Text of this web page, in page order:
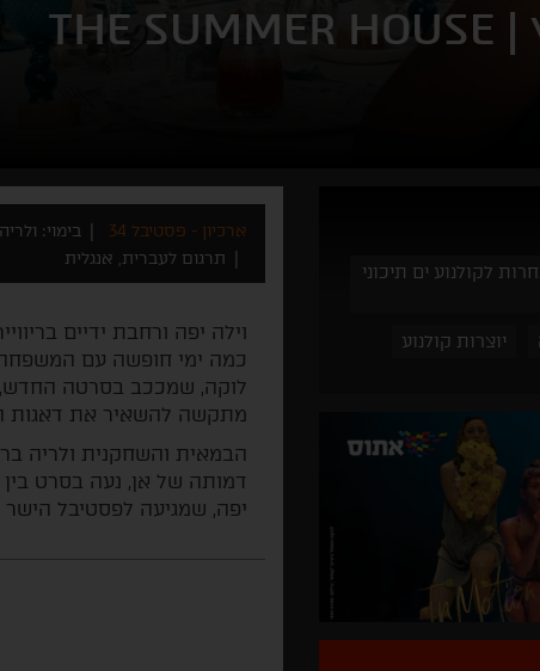
|
THE SUMMER HOUSE
לקולנוע ים תיכוני
יוצרות קולנוע
ארכיון - פסטיבל 34 בימוי:
תרגום לעברית, אנגלית
וילה יפה ורחבת ידיים
כמה ימי חופשה עם המשפחה,
לוקה, שמככב בסרטה החדש,
מתקשה להשאיר את דאגות
דמותה של אן, נעה בסרט בין
יפה, שמגיעה לפסטיבל הישר